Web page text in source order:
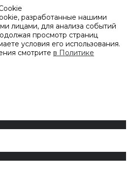
разработанные нашими
лицами, для анализа событий
просмотр страниц
условия его использования.
смотрите в Политике